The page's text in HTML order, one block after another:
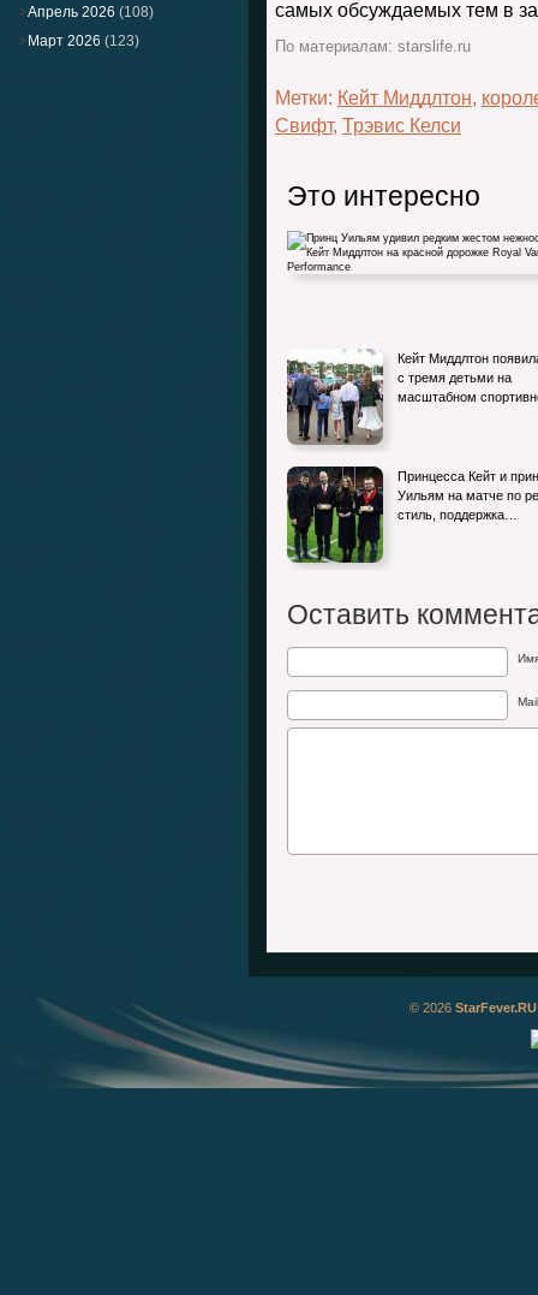
Апрель 2026 (108)
Март 2026 (123)
самых обсуждаемых тем в
По материалам: starslife.ru
Метки: Кейт Миддлтон,
Свифт, Трэвис Келси
Это интересно
Принц Уильям удивил редким жестом
нежности Кейт Миддлтон на…
Кейт Миддлтон
с тремя детьми на
масштабном
Принцесса Кейт и
Уильям на матче по
стиль, поддержка…
Оставить
© 2026 StarFever.RU